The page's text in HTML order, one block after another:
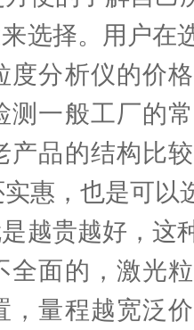
选择。用户在
度分析仪的价
测一般工厂的
产品的结构比
惠，也是可以
越贵越好，这
全面的，激光
，量程越宽泛